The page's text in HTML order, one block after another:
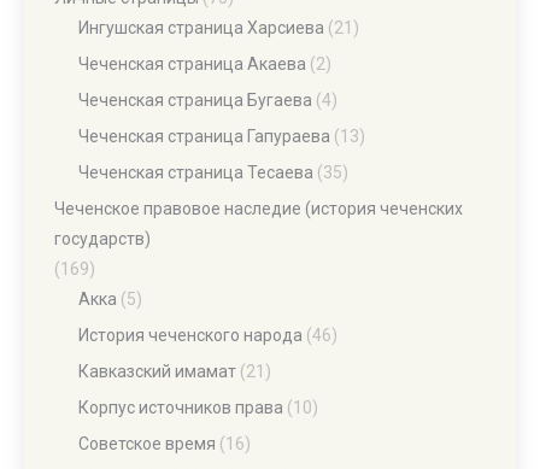
Ингушская страница Харсиева (21)
Чеченская страница Акаева (2)
Чеченская страница Бугаева (4)
Чеченская страница Гапураева (13)
Чеченская страница Тесаева (35)
Чеченское правовое наследие (история чеченских
государств)
(169)
Акка (5)
История чеченского народа (46)
Кавказский имамат (21)
Корпус источников права (10)
Советское время (16)